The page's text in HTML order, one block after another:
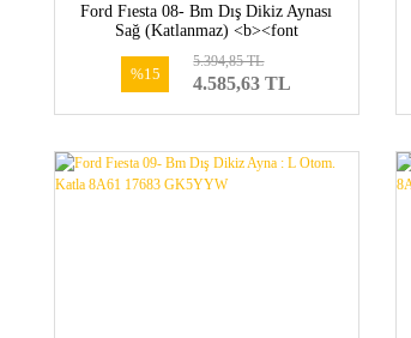
Ford Fıesta 08- Bm Dış Dikiz Aynası
Sağ (Katlanmaz) <b><font
1594573</font></b>
%15 4.585,63 TL
5.394,85 TL